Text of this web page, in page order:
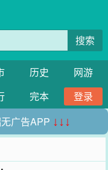
搜索
历史
网游
完本
登录
广告APP ↓↓↓